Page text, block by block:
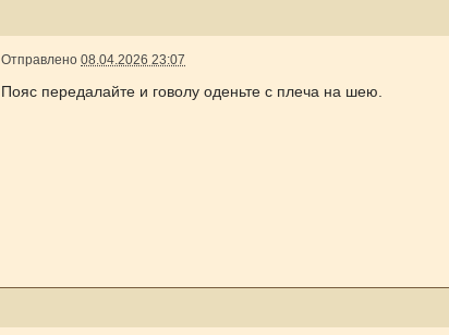
Отправлено08.04.2026 23:07
Пояс передалайте и говолу оденьте с плеча на шею.